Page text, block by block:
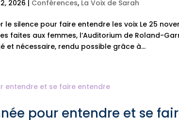
2026 | Conférences, La Voix de Sarah
le silence pour faire entendre les voix Le 25
faites aux femmes, l’Auditorium de Roland-
et nécessaire, rendu possible grâce à...
pour entendre et se